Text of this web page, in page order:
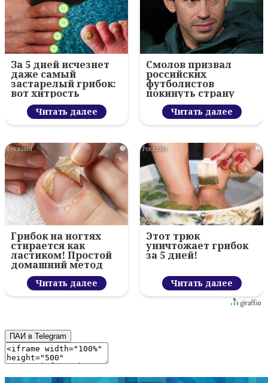
За 5 дней исчезнет
даже самый
застарелый грибок:
вот хитрость
Читать далее
Смолов призвал
российских
футболистов
покинуть страну
Читать далее
i
Грибок на ногтях
стирается как
ластиком! Простой
домашний метод
Читать далее
i
Этот трюк
уничтожает грибок
за 5 дней!
Читать далее
ПАИ в Telegram